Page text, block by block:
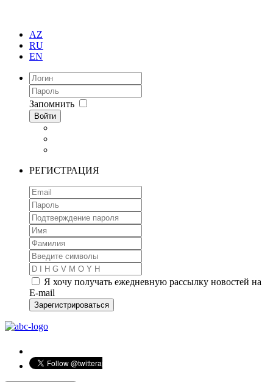
AZ
RU
EN
Запомнить
Войти
РЕГИСТРАЦИЯ
Я хочу получать ежедневную рассылку новостей на
E-mail
Зарегистрироваться